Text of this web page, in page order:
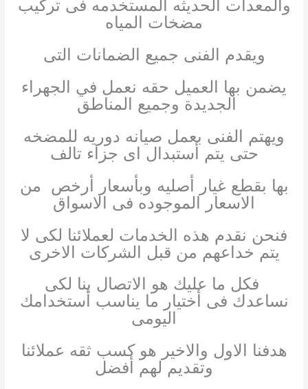
والمعدات الحديثه المستخدمه فى تركيب
مضخات المياه
ويقدم الفنى جميع الضمانات التى
يضمن بها العميل حقه نعمل في الجهراء
الجديدة وجميع المناطق
ويهتم الفنى بعمل صيانه دوريه للمضخه
حتى يتم أستبدال اى جزاء تالف
بها بقطع غيار أصليه وبأسعار أرخص من
الاسعار الموجوده فى الاسواق
فنحن نقدم هذه الخدمات لعملائنا لكى لا
يتم خداعهم من قبل الشركات الاخرى
فكل ما عليك هو الاتصال بنا لكى
نساعدك فى أختيار ما يناسب أستخدامك
اليومى
هدفنا الاول والاخير هو كسب ثقه عملائنا
وتقديم لهم أفضل